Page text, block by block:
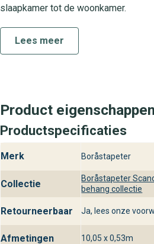
slaapkamer tot de woonkamer.
Over de collectie
Designers III
exclusiviteit en vakmanschap, zodat
een stijlvolle en luxueuze
in diverse interieurstijlen past.
Praktische kenmerken
Grazia behang
Grazia is gemaakt van non-woven
afwasbaar, lichtbestendig en
Lees meer
Product eigenschappen
Productspecificaties
Merk Boråstapeter
Collectie
Boråstapeter
behang collectie
Retourneerbaar Ja, lees onze
Afmetingen 10,05 x 0,53m